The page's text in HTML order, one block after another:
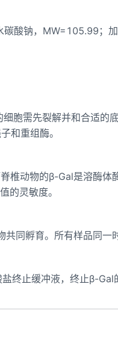
酸钠，MW=105.99；
胞需先裂解并和合适的
和重组酶。
椎动物的β-Gal是溶酶
的灵敏度。
同孵育。所有样品同一
终止缓冲液，终止β-Gal